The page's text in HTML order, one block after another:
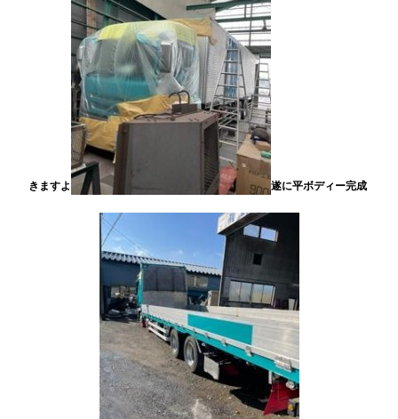
きますよ 遂に平ボディー完成